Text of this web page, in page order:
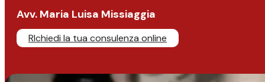
Avv. Maria Luisa Missiaggia
RIchiedi la tua consulenza online